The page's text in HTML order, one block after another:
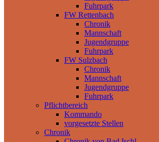
Fuhrpark
FW Rettenbach
Chronik
Mannschaft
Jugendgruppe
Fuhrpark
FW Sulzbach
Chronik
Mannschaft
Jugendgruppe
Fuhrpark
Pflichtbereich
Kommando
vorgesetzte Stellen
Chronik